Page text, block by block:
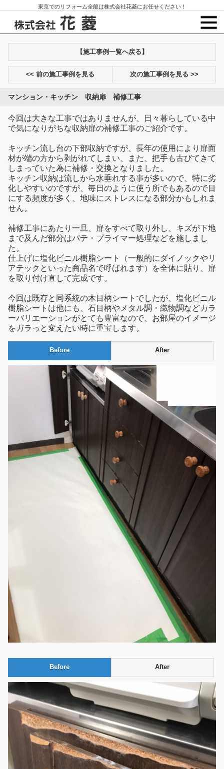
東京でのリフォーム全般は株式会社花菱にお任せください！
【施工事例一覧へ戻る】
<< 前の施工事例を見る 次の施工事例を見る >>
マンション・キッチン 収納扉 補修工事
今回は大きな工事ではありませんが、日々暮らしている中
で気になりがちな収納扉の補修工事のご紹介です。
キッチン流し台の下部収納ですが、長年の使用により扉面
材が端の方から剥がれてしまい、また、把手も古びてきて
しまっていた為に補修・交換となりました。
キッチン収納は流しから水垂れする事が多いので、特に劣
化しやすいのですが、毎日のように使う所でもあるので目
にする頻度が多く、地味にストレスになる部分かもしれま
せん。
補修工事にあたり一旦、扉をすべて取り外し、キズが下地
まで及んだ部分はパテ・プライマー処理などを施しまし
た。
仕上げに塩化ビニル樹脂シート（一般的にダイノックやリ
アテックといった商品名で呼ばれます）を全体に貼り、扉
を取り付け直して完成です。
今回は既存と同系統の木目柄シートでしたが、塩化ビニル
樹脂シートは他にも、石目柄やメタル調・織物調などカラ
ーバリエーションがとても豊富なので、お部屋のイメージ
をガラっと変えたい時に重宝します。
Before After
Before After